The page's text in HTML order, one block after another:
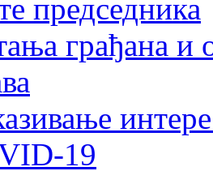
председника
грађана и
19